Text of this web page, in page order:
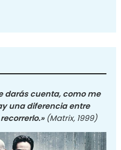
darás cuenta, como me
una diferencia entre
(Matrix, 1999)